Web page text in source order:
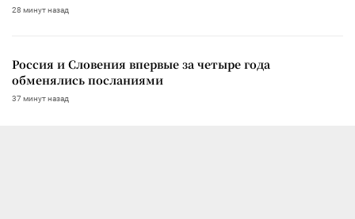
28 минут назад
Россия и Словения впервые за четыре года
обменялись посланиями
37 минут назад